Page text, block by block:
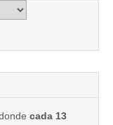
donde cada 13